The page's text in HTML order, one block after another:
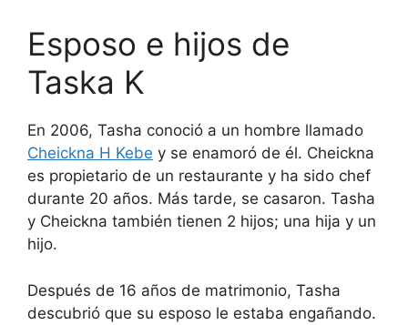
Esposo e hijos de
Taska K
En 2006, Tasha conoció a un hombre llamado
Cheickna H Kebe y se enamoró de él. Cheickna
es propietario de un restaurante y ha sido chef
durante 20 años. Más tarde, se casaron. Tasha
y Cheickna también tienen 2 hijos; una hija y un
hijo.
Después de 16 años de matrimonio, Tasha
descubrió que su esposo le estaba engañando.